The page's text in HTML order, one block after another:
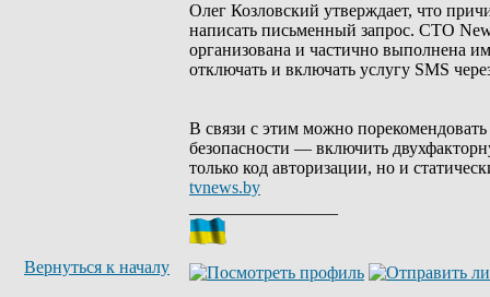
Олег Козловский утверждает, что
написать письменный запрос. CTO
организована и частично выполнена
отключать и включать услугу SMS
В связи с этим можно
безопасности — включить
только код авторизации, но и
tvnews.by
Вернуться к началу